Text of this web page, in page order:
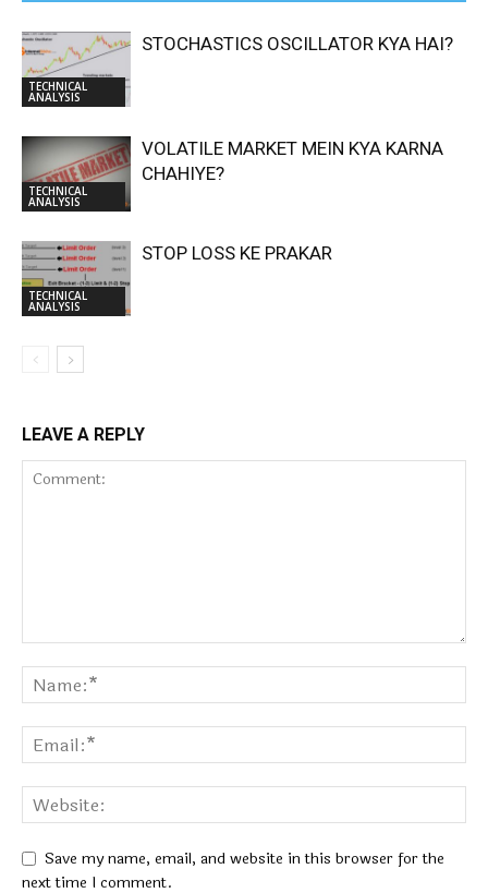
TECHNICAL
ANALYSIS
STOCHASTICS OSCILLATOR KYA HAI?
TECHNICAL
ANALYSIS
VOLATILE MARKET MEIN KYA KARNA
CHAHIYE?
TECHNICAL
ANALYSIS
STOP LOSS KE PRAKAR
LEAVE A REPLY
Save my name, email, and website in this browser for the
next time I comment.